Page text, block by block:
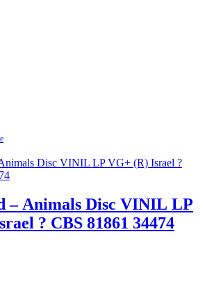
Disc VINIL LP
VG+ (R) Israel ? CBS 81861 34474